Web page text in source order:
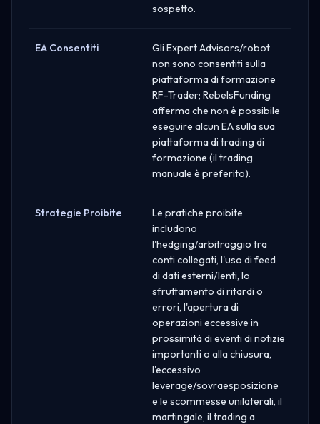
sospetto.
EA Consentiti
Gli Expert Advisors/robot
non sono consentiti sulla
piattaforma di formazione
RF-Trader; RebelsFunding
afferma che non è possibile
eseguire alcun EA sulla sua
piattaforma di trading di
formazione (il trading
manuale è preferito).
Strategie Proibite
Le pratiche proibite
includono
l'hedging/arbitraggio tra
conti collegati, l'uso di feed
di dati esterni/lenti, lo
sfruttamento di ritardi o
errori, l'apertura di
operazioni eccessive in
prossimità di eventi di notizie
importanti o alla chiusura,
l'eccessivo
leverage/sovraesposizione
e le scommesse unilaterali, il
martingale, il trading a